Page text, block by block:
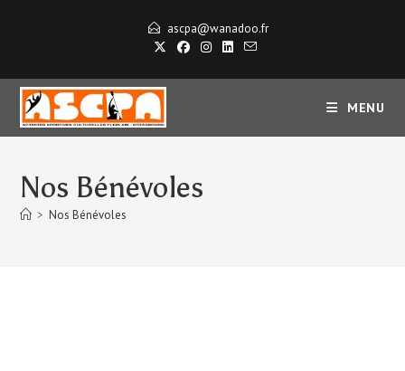
ascpa@wanadoo.fr
MENU
Nos Bénévoles
> Nos Bénévoles